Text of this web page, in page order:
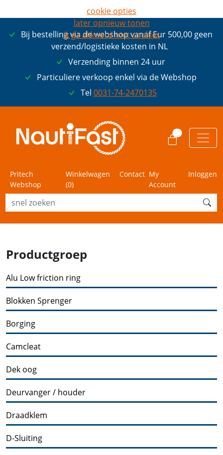
Bij bestelling via de webshop vanaf Eur 500,00 geen
verzend/logistieke kosten in NL
Verzending binnen 24 uur
Particuliere verkoop enkel via de Webshop
Tel 0031-74-2470135
Pritech
Webshop
Winkelwagen
(0)
Contact My
Account
Inloggen
Productgroep
Alu Low friction ring
Blokken Sprenger
Borging
Camcleat
Dek oog
Deurvanger / houder
Draadklem
D-Sluiting
cookie opties
later opnieuw tonen
ik ga akkoord met cookies